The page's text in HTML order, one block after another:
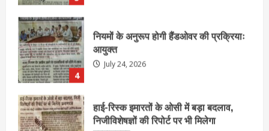
5
हाई-रिस्क इमारतों के ओसी में बड़ा बदलाव,
निजीविशेषज्ञों की रिपोर्ट पर भी मिलेगा
प्रमाणपत्र
July 24, 2026
एचईआरसी के अध्यक्ष नंद लाल का निधन